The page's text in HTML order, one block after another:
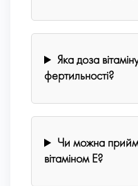
Яка доза
фертильності?
Чи можна
вітаміном E?